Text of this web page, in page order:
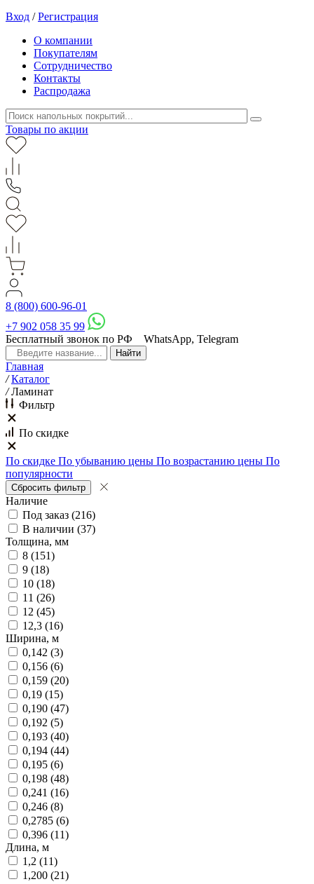
Вход /Регистрация
О компании
Покупателям
Сотрудничество
Контакты
Распродажа
Товары по акции
8 (800) 600-96-01
+7 902 058 35 99
Бесплатный звонок по РФ
WhatsApp, Telegram
Главная
/ Каталог
/ Ламинат
Фильтр
По скидке
По скидке По убыванию цены По возрастанию цены По
популярности
Наличие
Под заказ (216)
В наличии (37)
Толщина, мм
8 (151)
9 (18)
10 (18)
11 (26)
12 (45)
12,3 (16)
Ширина, м
0,142 (3)
0,156 (6)
0,159 (20)
0,19 (15)
0,190 (47)
0,192 (5)
0,193 (40)
0,194 (44)
0,195 (6)
0,198 (48)
0,241 (16)
0,246 (8)
0,2785 (6)
0,396 (11)
Длина, м
1,2 (11)
1,200 (21)